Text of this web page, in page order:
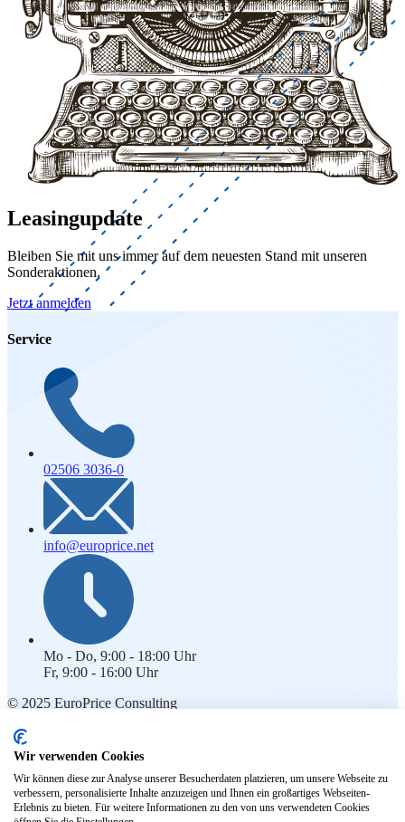
Leasingupdate
Bleiben Sie mit uns immer auf dem neuesten Stand mit unseren
Sonderaktionen.
Jetzt anmelden
Service
02506 3036-0
info@europrice.net
Mo - Do, 9:00 - 18:00 Uhr
Fr, 9:00 - 16:00 Uhr
© 2025 EuroPrice Consulting
Rechtliches
Impressum
Kontakt
Datenschutz
Wir verwenden Cookies
Wir können diese zur Analyse unserer Besucherdaten platzieren, um unsere Webseite zu
verbessern, personalisierte Inhalte anzuzeigen und Ihnen ein großartiges Webseiten-
Erlebnis zu bieten. Für weitere Informationen zu den von uns verwendeten Cookies